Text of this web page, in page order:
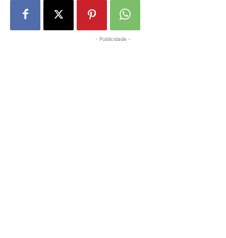
- Publicidade -